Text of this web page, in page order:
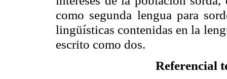
como segunda lengua para
lingüísticas contenidas en la
escrito como dos.
Referencial